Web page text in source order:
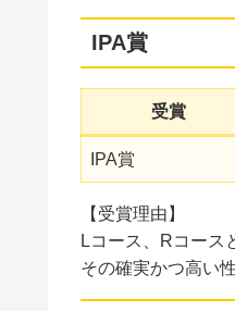
IPA賞
受賞
IPA賞
【受賞理由】
Lコース、Rコース
その確実かつ高い